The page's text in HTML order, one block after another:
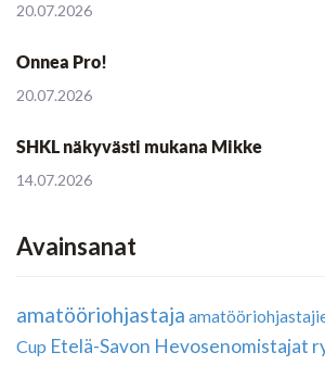
20.07.2026
Onnea Pro!
20.07.2026
SHKL näkyvästi mukana Mikke
14.07.2026
Avainsanat
amatööriohjastaja
Cup Etelä-Savon Hevosenomistajat